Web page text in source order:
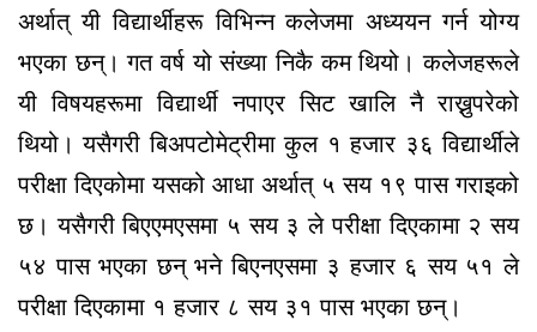
अर्थात् यी विद्यार्थीहरू विभिन्न कलेजमा अध्ययन गर्न योग्य
भएका छन्। गत वर्ष यो संख्या निकै कम थियो। कलेजहरूले
यी विषयहरूमा विद्यार्थी नपाएर सिट खालि नै राख्नुपरेको
थियो। यसैगरी बिअपटोमेट्रीमा कुल १ हजार ३६ विद्यार्थीले
परीक्षा दिएकोमा यसको आधा अर्थात् ५ सय १९ पास गराइको
छ। यसैगरी बिएएमएसमा ५ सय ३ ले परीक्षा दिएकामा २ सय
५४ पास भएका छन् भने बिएनएसमा ३ हजार ६ सय ५१ ले
परीक्षा दिएकामा १ हजार ८ सय ३१ पास भएका छन्।